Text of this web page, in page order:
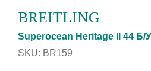
BREITLING
Superocean Heritage II 44 Б/У
SKU: BR159